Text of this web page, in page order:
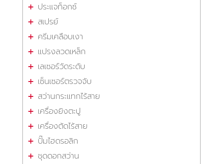
ประแจท็อกซ์
สเปรย์
ครีมเคลือบเงา
แปรงลวดเหล็ก
เลเซอร์วัดระดับ
เซ็นเซอร์ตรวจจับ
สว่านกระแทกไร้สาย
เครื่องยิงตะปู
เครื่องตัดไร้สาย
ปั๊มไฮดรอลิก
ชุดดอกสว่าน